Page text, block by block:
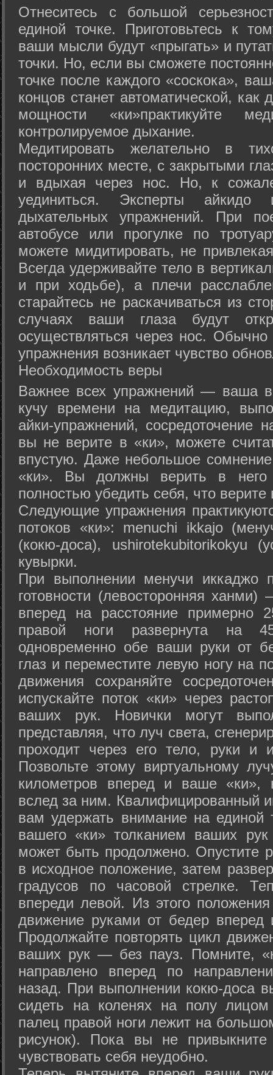
Отнеситесь с большой
единой точке. Приготовьтесь к
ваши мысли будут «прыгать» и
точки. Но, если вы сможете
точке после каждого «соскока»,
концов станет автоматической,
мощности «ки»практикуйте
контролируемое дыхание.
Медитировать желательно в
посторонних месте, с закрытыми
и вдыхая через нос. Но, к
уединиться. Эксперты айкидо
дыхательных упражнений. При
автобусе или прогулке по
можете мидитировать, не
Всегда удерживайте тело в
и при ходьбе), а плечи
старайтесь не раскачиваться из
случаях ваши глаза будут
осуществляться через нос. Обычно
упражнения возникает чувство
Необходимость веры
Важнее всех упражнений — ваша
кучу времени на медитацию,
айки-упражнений, сосредоточение
вы не верите в «ки», можете
впустую. Даже небольшое сомнение
«ки». Вы должны верить в
полностью убедить себя, что верите
Следующие упражнения
потоков «ки»: menuchi ikkajo
(кокю-доса), ushiro­tekubitori­kokyu
кувырки.
При выполнении менучи иккаджо
готовности (левосторонняя
вперед на расстояние примерно
правой ноги развернута на
одновременно обе ваши руки от
глаз и переместите левую ногу на
движения сохраняйте
испускайте поток «ки» через
ваших рук. Новички могут
представляя, что луч света,
проходит через его тело, руки и
Позвольте этому виртуальному
километров вперед и ваше «ки»,
вслед за ним. Квалифицированный
вам удержать внимание на единой
вашего «ки» толканием ваших
может быть продолжено. Опустите
в исходное положение, затем
градусов по часовой стрелке.
впереди левой. Из этого
движение руками от бедер вперед
Продолжайте повторять цикл
ваших рук — без пауз. Помните,
направлено вперед по
назад. При выполнении кокю-доса
сидеть на коленях на полу
палец правой ноги лежит на
рисунок). Пока вы не
чувствовать себя неудобно.